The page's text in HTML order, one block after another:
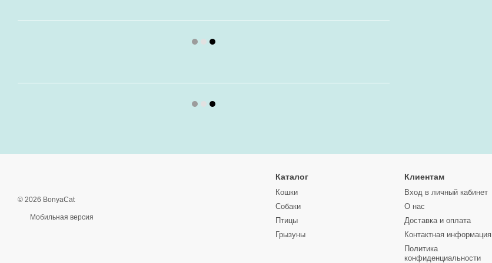
© 2026 BonyaCat
Мобильная версия
Каталог
Кошки
Собаки
Птицы
Грызуны
Клиентам
Вход в личный кабинет
О нас
Доставка и оплата
Контактная информация
Политика
конфиденциальности